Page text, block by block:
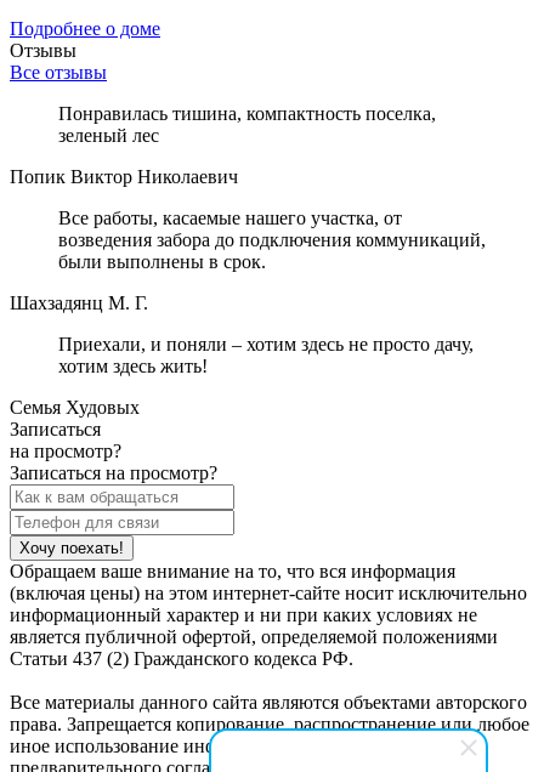
Подробнее о доме
Отзывы
Все отзывы
Понравилась тишина, компактность поселка,
зеленый лес
Попик Виктор Николаевич
Все работы, касаемые нашего участка, от
возведения забора до подключения коммуникаций,
были выполнены в срок.
Шахзадянц М. Г.
Приехали, и поняли – хотим здесь не просто дачу,
хотим здесь жить!
Семья Худовых
Записаться
на просмотр?
Записаться на просмотр?
Обращаем ваше внимание на то, что вся информация
(включая цены) на этом интернет-сайте носит исключительно
информационный характер и ни при каких условиях не
является публичной офертой, определяемой положениями
Статьи 437 (2) Гражданского кодекса РФ.
Все материалы данного сайта являются объектами авторского
права. Запрещается копирование, распространение или любое
иное использование информации и объектов без